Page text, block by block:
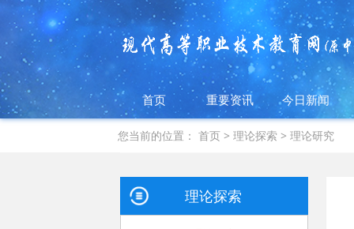
首页 重要资讯 今日新闻
您当前的位置：首页 >理论探索 >理论研究
理论探索